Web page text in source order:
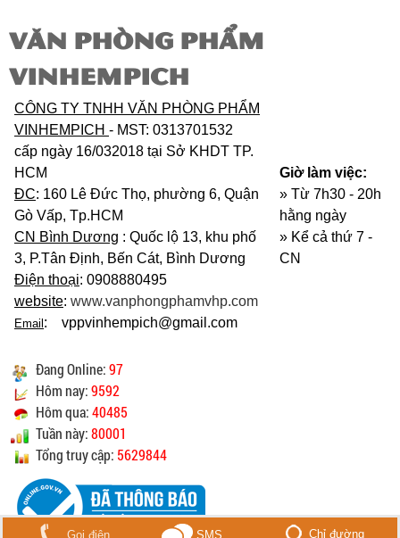
VĂN PHÒNG PHẨM
VINHEMPICH
CÔNG TY TNHH VĂN PHÒNG PHẨM
VINHEMPICH - MST: 0313701532
cấp ngày 16/032018 tại Sở KHDT TP.
HCM
ĐC: 160 Lê Đức Thọ, phường 6, Quận
Gò Vấp, Tp.HCM
CN Bình Dương : Quốc lộ 13, khu phố
3, P.Tân Định, Bến Cát, Bình Dương
Điện thoại: 0908880495
website: www.vanphongphamvhp.com
Email: vppvinhempich@gmail.com
Giờ làm việc:
» Từ 7h30 - 20h
hằng ngày
» Kể cả thứ 7 -
CN
Đang Online:97
Hôm nay:9592
Hôm qua:40485
Tuần này:80001
Tổng truy cập: 5629844
Gọi điện SMS Chỉ đường